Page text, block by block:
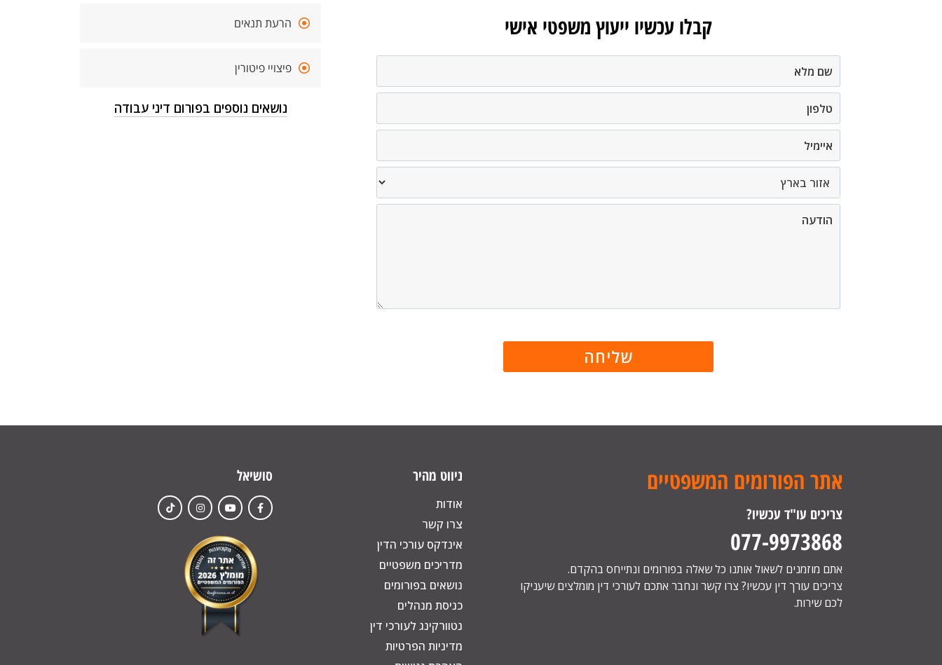
קבלו עכשיו ייעוץ משפטי אישי הרעת תנאים
פיצויי פיטורין
נושאים נוספים בפורום דיני עבודה
אתר הפורומים המשפטיים
צריכים עו"ד עכשיו?
077-9973868
אתם מוזמנים לשאול אותנו כל שאלה בפורומים ונתייחס בהקדם.
צריכים עורך דין עכשיו? צרו קשר ונחבר אתכם לעורכי דין מומלצים שיעניקו
לכם שירות.
ניווט מהיר
אודות
צרו קשר
אינדקס עורכי הדין
מדריכים משפטיים
נושאים בפורומים
כניסת מנהלים
נטוורקינג לעורכי דין
מדיניות הפרטיות
סושיאל